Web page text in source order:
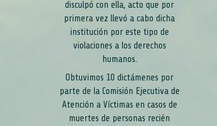
disculpó con ella, acto que por
primera vez llevó a cabo dicha
institución por este tipo de
violaciones a los derechos
humanos.
Obtuvimos 10 dictámenes por
parte de la Comisión Ejecutiva de
Atención a Víctimas en casos de
muertes de personas recién